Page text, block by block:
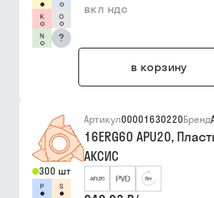
?
вкл ндс
в корзину
300 шт
Артикул00001630220Бренд
16ERG60 APU20,
АКСИС